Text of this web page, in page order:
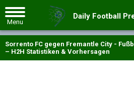
Daily Football
Sorrento FC gegen Fremantle City -
– H2H Statistiken & Vorhersagen